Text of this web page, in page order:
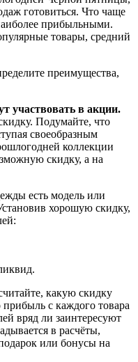
готовиться. Что чаще
прибыльными.
товары, средний
преимущества,
участвовать в акции.
Подумайте, что
своеобразным
коллекции
скидку, а на
есть модель или
хорошую скидку,
какую скидку
с каждого товара
вряд ли заинтересуют
в расчёты,
или бонусы на